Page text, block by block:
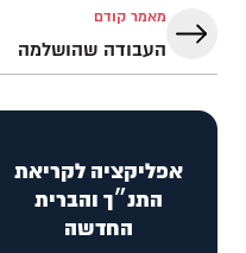
מאמר קודם
העבודה שהושלמה
אפליקציה לקריאת
התנ״ך והברית
החדשה